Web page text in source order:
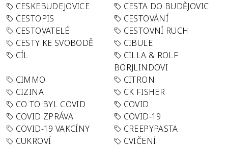
CESKEBUDEJOVICE
CESTA DO BUDĚJOVIC
CESTOPIS
CESTOVÁNÍ
CESTOVATELÉ
CESTOVNÍ RUCH
CESTY KE SVOBODĚ
CIBULE
CÍL
CILLA & ROLF
BÖRJLINDOVI
CIMMO
CITRON
CIZINA
CK FISHER
CO TO BYL COVID
COVID
COVID ZPRÁVA
COVID-19
COVID-19 VAKCÍNY
CREEPYPASTA
CUKROVÍ
CVIČENÍ